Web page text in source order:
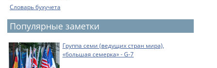
Словарь бухучета
Популярные заметки
Группа семи (ведущих стран мира),
«большая семерка» - G-7